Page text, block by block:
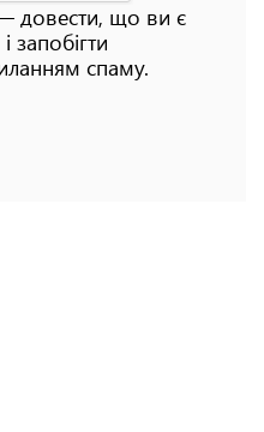
довести, що ви є
запобігти
спаму.